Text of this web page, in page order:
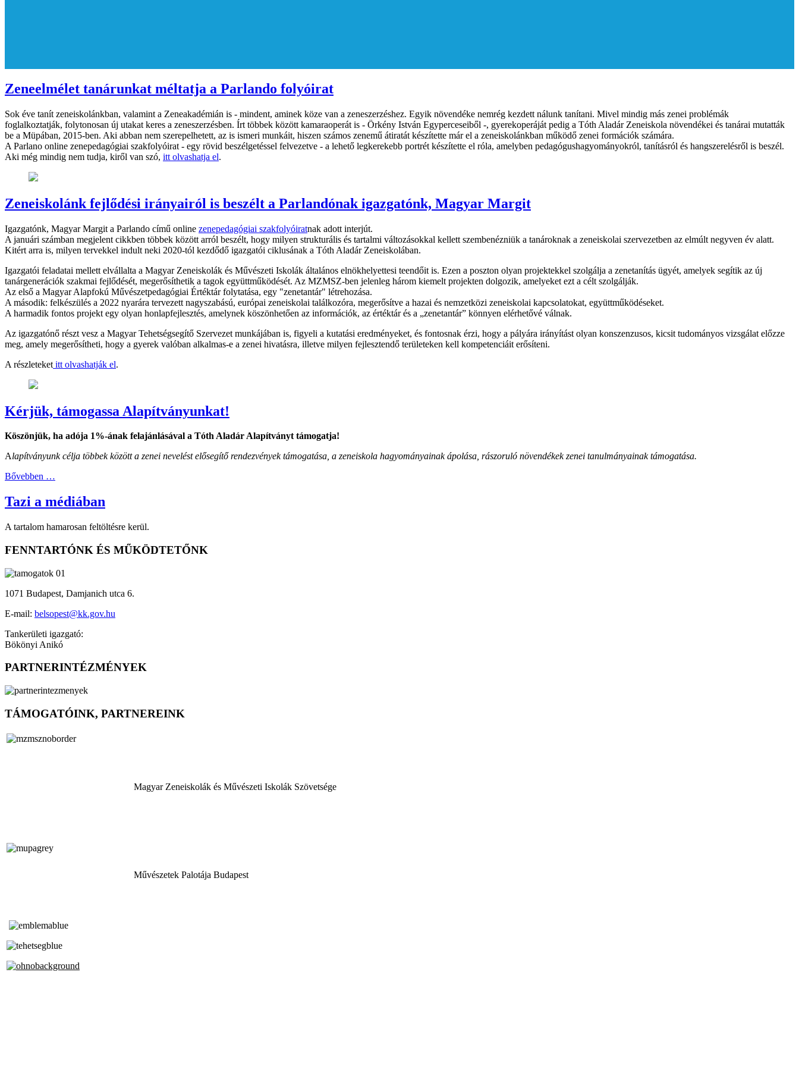
Zeneelmélet tanárunkat méltatja a Parlando folyóirat
Sok éve tanít zeneiskolánkban, valamint a Zeneakadémián is - mindent, aminek köze van a zeneszerzéshez. Egyik növendéke nemrég kezdett nálunk tanítani. Mivel mindig más zenei problémák
foglalkoztatják, folytonosan új utakat keres a zeneszerzésben. Írt többek között kamaraoperát is - Örkény István Egyperceseiből -, gyerekoperáját pedig a Tóth Aladár Zeneiskola növendékei és tanárai mutatták
be a Müpában, 2015-ben. Aki abban nem szerepelhetett, az is ismeri munkáit, hiszen számos zenemű átiratát készítette már el a zeneiskolánkban működő zenei formációk számára.
A Parlano online zenepedagógiai szakfolyóirat - egy rövid beszélgetéssel felvezetve - a lehető legkerekebb portrét készítette el róla, amelyben pedagógushagyományokról, tanításról és hangszerelésről is beszél.
Aki még mindig nem tudja, kiről van szó, itt olvashatja el.
Zeneiskolánk fejlődési irányairól is beszélt a Parlandónak igazgatónk, Magyar Margit
Igazgatónk, Magyar Margit a Parlando című online zenepedagógiai szakfolyóiratnak adott interjút.
A januári számban megjelent cikkben többek között arról beszélt, hogy milyen strukturális és tartalmi változásokkal kellett szembenézniük a tanároknak a zeneiskolai szervezetben az elmúlt negyven év alatt.
Kitért arra is, milyen tervekkel indult neki 2020-tól kezdődő igazgatói ciklusának a Tóth Aladár Zeneiskolában.
Igazgatói feladatai mellett elvállalta a Magyar Zeneiskolák és Művészeti Iskolák általános elnökhelyettesi teendőit is. Ezen a poszton olyan projektekkel szolgálja a zenetanítás ügyét, amelyek segítik az új
tanárgenerációk szakmai fejlődését, megerősíthetik a tagok együttműködését. Az MZMSZ-ben jelenleg három kiemelt projekten dolgozik, amelyeket ezt a célt szolgálják.
Az első a Magyar Alapfokú Művészetpedagógiai Értéktár folytatása, egy "zenetantár" létrehozása.
A második: felkészülés a 2022 nyarára tervezett nagyszabású, európai zeneiskolai találkozóra, megerősítve a hazai és nemzetközi zeneiskolai kapcsolatokat, együttműködéseket.
A harmadik fontos projekt egy olyan honlapfejlesztés, amelynek köszönhetően az információk, az értéktár és a „zenetantár” könnyen elérhetővé válnak.
Az igazgatónő részt vesz a Magyar Tehetségsegítő Szervezet munkájában is, figyeli a kutatási eredményeket, és fontosnak érzi, hogy a pályára irányítást olyan konszenzusos, kicsit tudományos vizsgálat előzze
meg, amely megerősítheti, hogy a gyerek valóban alkalmas-e a zenei hivatásra, illetve milyen fejlesztendő területeken kell kompetenciáit erősíteni.
A részleteket itt olvashatják el.
Kérjük, támogassa Alapítványunkat!
Köszönjük, ha adója 1%-ának felajánlásával a Tóth Aladár Alapítványt támogatja!
Alapítványunk célja többek között a zenei nevelést elősegítő rendezvények támogatása, a zeneiskola hagyományainak ápolása, rászoruló növendékek zenei tanulmányainak támogatása.
Bővebben …
Tazi a médiában
A tartalom hamarosan feltöltésre kerül.
FENNTARTÓNK ÉS MŰKÖDTETŐNK
1071 Budapest, Damjanich utca 6.
E-mail: belsopest@kk.gov.hu
Tankerületi igazgató:
Bökönyi Anikó
PARTNERINTÉZMÉNYEK
TÁMOGATÓINK, PARTNEREINK
Magyar Zeneiskolák és Művészeti Iskolák Szövetsége
Művészetek Palotája Budapest